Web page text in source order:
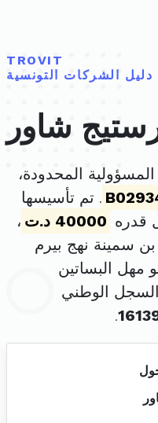
TROVIT
دليل الشركات التونسية
شاور
المحدودة،
. تم تأسيسها
40000 د.ت
،
سمينة نهج بيرم
مهل البساتين
الوطني
.